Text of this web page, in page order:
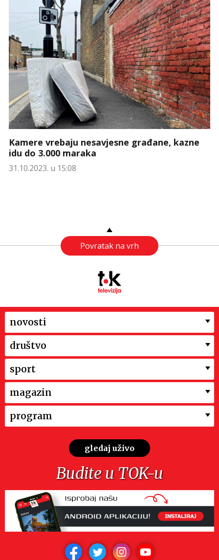
Kamere vrebaju nesavjesne građane, kazne
idu do 3.000 maraka
31.10.2023. u 15:08
Povratak na vrh
novosti
društvo
sport
magazin
program
gledaj uživo
Budite u TOK-u